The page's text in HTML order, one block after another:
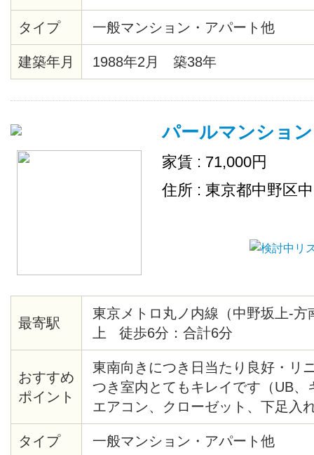
タイプ 一般マンション・アパート他
建築年月 1988年2月 築38年
パールマンション
家賃 : 71,000円
住所 : 東京都中野区
最寄駅
東京メトロ丸ノ内線（中野坂上-方
上 徒歩6分：合計6分
おすすめ
ポイント
東南向きにつき日当たり良好・リ
つき室内とてもキレイです（UB、
エアコン、クローゼット、下足入
アタイル材等々）・共用部分にセ
あり・モニター付オートロック・
タイプ 一般マンション・アパート他